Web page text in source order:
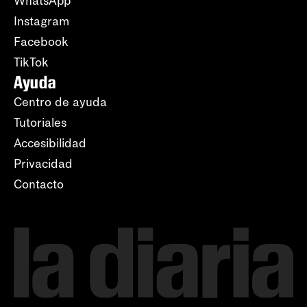
Instagram
Facebook
TikTok
Ayuda
Centro de ayuda
Tutoriales
Accesibilidad
Privacidad
Contacto